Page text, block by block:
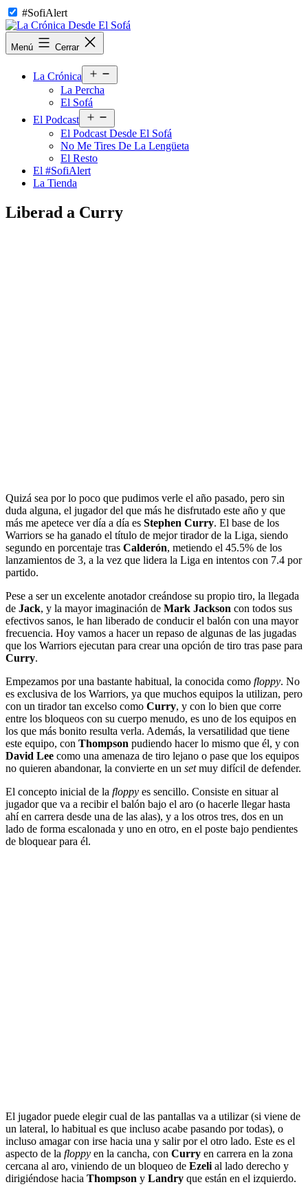
Saltar
al
contenido
#SofiAlert
La
Crónica
Menú Cerrar
La Crónica
el
La Percha
El Sofá
El Podcast
el
menú
El Podcast Desde El Sofá
No Me Tires De La Lengüeta
El Resto
El #SofiAlert
La Tienda
Liberad a Curry
Quizá sea por lo poco que pudimos verle el año pasado, pero sin
duda alguna, el jugador del que más he disfrutado este año y que
más me apetece ver día a día es Stephen Curry. El base de los
Warriors se ha ganado el título de mejor tirador de la Liga, siendo
segundo en porcentaje tras Calderón, metiendo el 45.5% de los
lanzamientos de 3, a la vez que lidera la Liga en intentos con 7.4 por
partido.
Pese a ser un excelente anotador creándose su propio tiro, la llegada
de Jack, y la mayor imaginación de Mark Jackson con todos sus
efectivos sanos, le han liberado de conducir el balón con una mayor
frecuencia. Hoy vamos a hacer un repaso de algunas de las jugadas
que los Warriors ejecutan para crear una opción de tiro tras pase para
Curry.
Empezamos por una bastante habitual, la conocida como floppy. No
es exclusiva de los Warriors, ya que muchos equipos la utilizan, pero
con un tirador tan excelso como Curry, y con lo bien que corre
entre los bloqueos con su cuerpo menudo, es uno de los equipos en
los que más bonito resulta verla. Además, la versatilidad que tiene
este equipo, con Thompson pudiendo hacer lo mismo que él, y con
David Lee como una amenaza de tiro lejano o pase que los equipos
no quieren abandonar, la convierte en un setmuy difícil de defender.
El concepto inicial de la floppy es sencillo. Consiste en situar al
jugador que va a recibir el balón bajo el aro (o hacerle llegar hasta
ahí en carrera desde una de las alas), y a los otros tres, dos en un
lado de forma escalonada y uno en otro, en el poste bajo pendientes
de bloquear para él.
El jugador puede elegir cual de las pantallas va a utilizar (si viene de
un lateral, lo habitual es que incluso acabe pasando por todas), o
incluso amagar con irse hacia una y salir por el otro lado. Este es el
aspecto de la floppy en la cancha, con Curry en carrera en la zona
cercana al aro, viniendo de un bloqueo de Ezeli al lado derecho y
dirigiéndose hacia Thompson y Landry que están en el izquierdo.